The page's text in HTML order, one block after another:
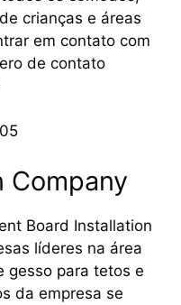
crianças e áreas
em contato com
de contato
Company
Board Installation
líderes na área
gesso para tetos e
da empresa se